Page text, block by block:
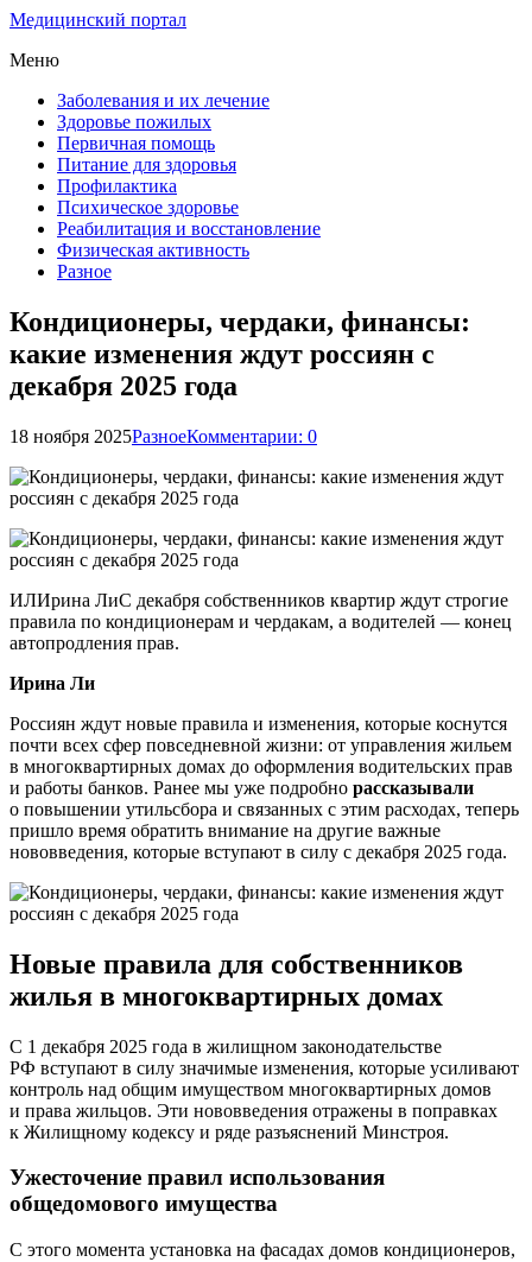
Медицинский портал
Меню
Заболевания и их лечение
Здоровье пожилых
Первичная помощь
Питание для здоровья
Профилактика
Психическое здоровье
Реабилитация и восстановление
Физическая активность
Разное
Кондиционеры, чердаки, финансы:
какие изменения ждут россиян с
декабря 2025 года
18 ноября 2025РазноеКомментарии: 0
ИЛИрина ЛиС декабря собственников квартир ждут строгие
правила по кондиционерам и чердакам, а водителей — конец
автопродления прав.
Ирина Ли
Россиян ждут новые правила и изменения, которые коснутся
почти всех сфер повседневной жизни: от управления жильем
в многоквартирных домах до оформления водительских прав
и работы банков. Ранее мы уже подробно рассказывали
о повышении утильсбора и связанных с этим расходах, теперь
пришло время обратить внимание на другие важные
нововведения, которые вступают в силу с декабря 2025 года.
Новые правила для собственников
жилья в многоквартирных домах
С 1 декабря 2025 года в жилищном законодательстве
РФ вступают в силу значимые изменения, которые усиливают
контроль над общим имуществом многоквартирных домов
и права жильцов. Эти нововведения отражены в поправках
к Жилищному кодексу и ряде разъяснений Минстроя.
Ужесточение правил использования
общедомового имущества
С этого момента установка на фасадах домов кондиционеров,